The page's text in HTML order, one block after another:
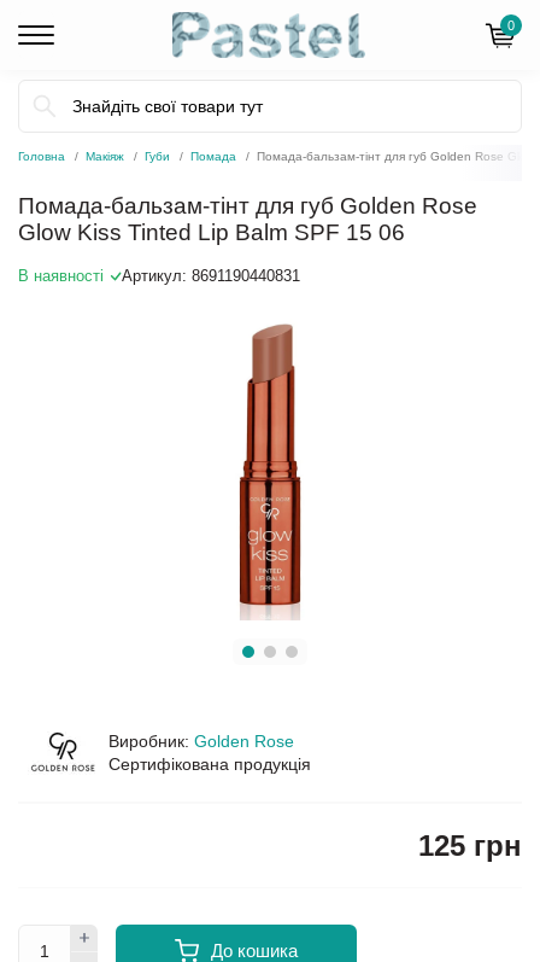
0
Головна Макіяж Губи Помада Помада-бальзам-тінт для губ Golden Rose
Помада-бальзам-тінт для губ Golden Rose
Glow Kiss Tinted Lip Balm SPF 15 06
В наявності Артикул: 8691190440831
Виробник: Golden Rose
Сертифікована продукція
125 грн
До кошика